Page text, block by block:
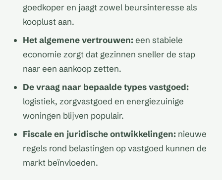
goedkoper en jaagt zowel beursinteresse als
kooplust aan.
Het algemene vertrouwen:een stabiele
economie zorgt dat gezinnen sneller de stap
naar een aankoop zetten.
De vraag naar bepaalde types vastgoed:
logistiek, zorgvastgoed en energiezuinige
woningen blijven populair.
Fiscale en juridische ontwikkelingen: nieuwe
regels rond belastingen op vastgoed kunnen de
markt beïnvloeden.